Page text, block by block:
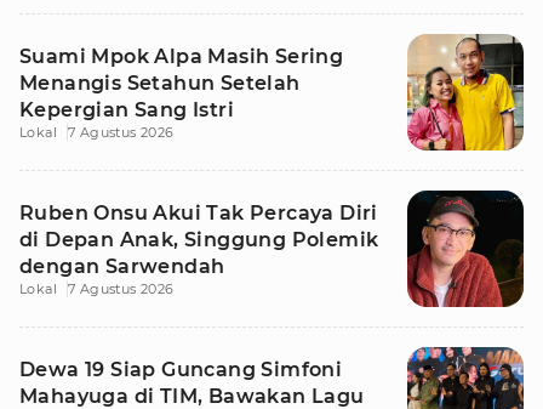
Suami Mpok Alpa Masih Sering
Menangis Setahun Setelah
Kepergian Sang Istri
Lokal 7 Agustus 2026
Ruben Onsu Akui Tak Percaya Diri
di Depan Anak, Singgung Polemik
dengan Sarwendah
Lokal 7 Agustus 2026
Dewa 19 Siap Guncang Simfoni
Mahayuga di TIM, Bawakan Lagu